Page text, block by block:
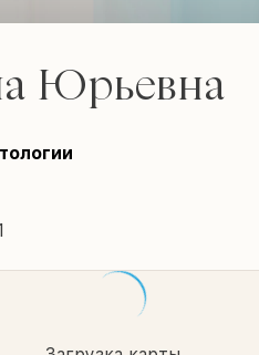
Юрьевна